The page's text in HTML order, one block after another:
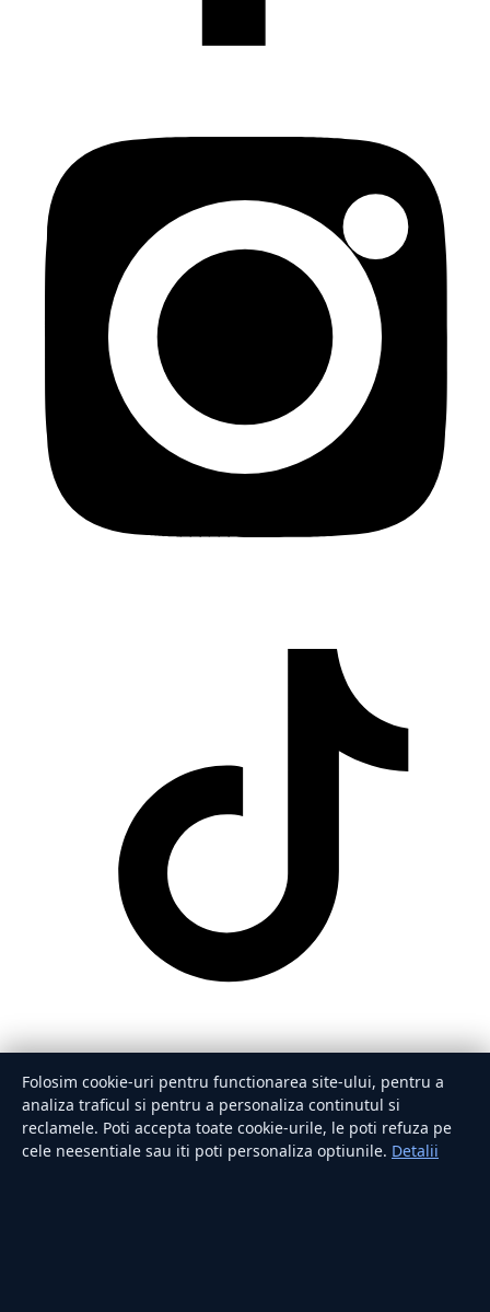
Folosim cookie-uri pentru functionarea site-ului, pentru a
analiza traficul si pentru a personaliza continutul si
reclamele. Poti accepta toate cookie-urile, le poti refuza pe
cele neesentiale sau iti poti personaliza optiunile. Detalii